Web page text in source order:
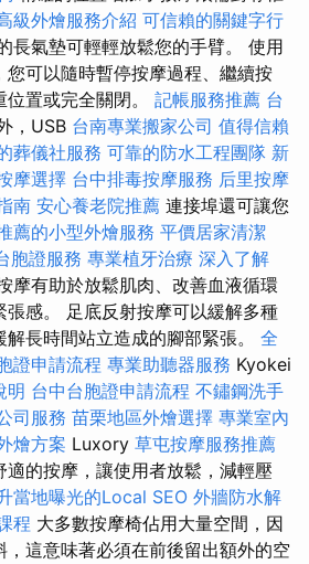
級外燴服務介紹 可信賴的關鍵字行
長氣墊可輕輕放鬆您的手臂。 使用
您可以隨時暫停按摩過程、繼續按
置或完全關閉。 記帳服務推薦 台
，USB 台南專業搬家公司 值得信賴
葬儀社服務 可靠的防水工程團隊 新
摩選擇 台中排毒按摩服務 后里按摩
南 安心養老院推薦 連接埠還可讓您
薦的小型外燴服務 平價居家清潔
胞證服務 專業植牙治療 深入了解
摩有助於放鬆肌肉、改善血液循環
張感。 足底反射按摩可以緩解多種
長時間站立造成的腳部緊張。 全
證申請流程 專業助聽器服務 Kyokei
明 台中台胞證申請流程 不鏽鋼洗手
司服務 苗栗地區外燴選擇 專業室內
燴方案 Luxory 草屯按摩服務推薦
的按摩，讓使用者放鬆，減輕壓
當地曝光的Local SEO 外牆防水解
程 大多數按摩椅佔用大量空間，因
這意味著必須在前後留出額外的空